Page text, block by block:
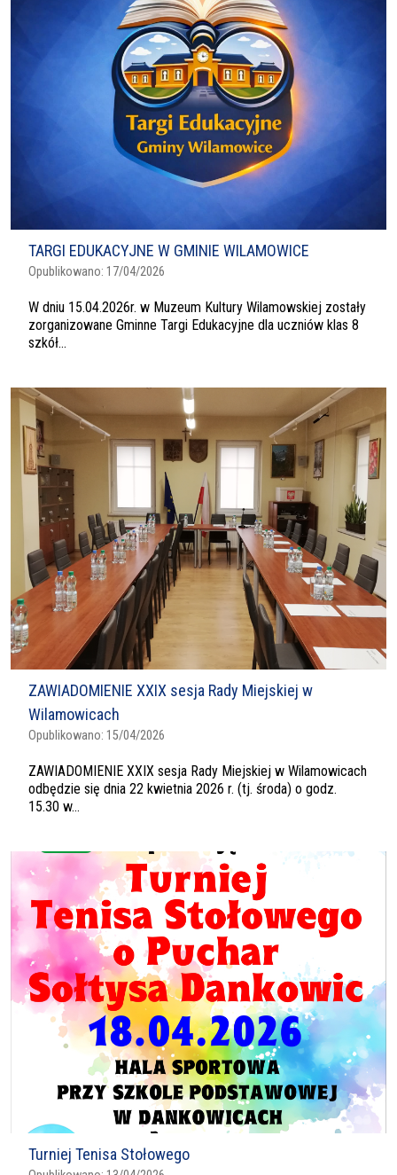
TARGI EDUKACYJNE W GMINIE WILAMOWICE
Opublikowano: 17/04/2026
W dniu 15.04.2026r. w Muzeum Kultury Wilamowskiej zostały
zorganizowane Gminne Targi Edukacyjne dla uczniów klas 8
szkół...
ZAWIADOMIENIE XXIX sesja Rady Miejskiej w
Wilamowicach
Opublikowano: 15/04/2026
ZAWIADOMIENIE XXIX sesja Rady Miejskiej w Wilamowicach
odbędzie się dnia 22 kwietnia 2026 r. (tj. środa) o godz.
15.30 w...
Turniej Tenisa Stołowego